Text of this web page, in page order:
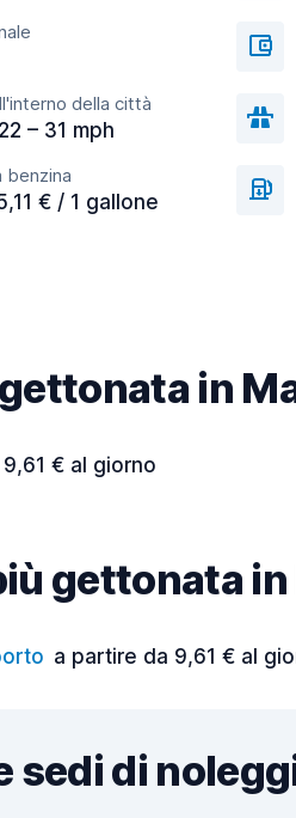
della città
– 31 mph
benzina
€ / 1 gallone
in
€ al giorno
gettonata
a partire da 9,61 € al
sedi di